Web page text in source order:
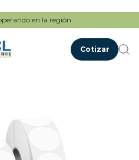
en la región
Cotizar